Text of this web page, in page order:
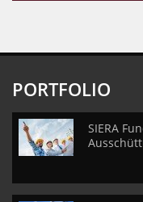
PORTFOLIO
SIERA